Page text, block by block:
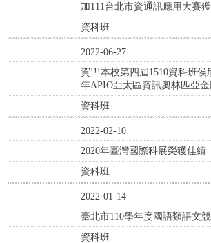
加111台北市資通訊應用大賽
資科班
2022-06-27
賀!!!本校第四屆1510資科班侯
年APIO亞太區資訊奧林匹亞金
資科班
2022-02-10
2020年臺灣國際科展榮獲佳績
資科班
2022-01-14
臺北市110學年度國語類語文
資科班